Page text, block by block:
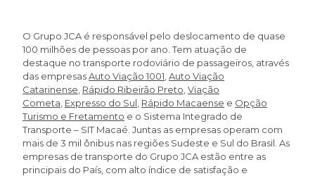
O Grupo JCA é responsável pelo deslocamento de quase
100 milhões de pessoas por ano. Tem atuação de
destaque no transporte rodoviário de passageiros, através
das empresasAuto Viação 1001 Auto Viação
Catarinense Rápido Ribeirão Preto Viação
Cometa Expresso do Sul Rápido Macaense e Opção
Turismo e Fretamento e o Sistema Integrado de
Transporte – SIT Macaé. Juntas as empresas operam com
mais de 3 mil ônibus nas regiões Sudeste e Sul do Brasil. As
empresas de transporte do Grupo JCA estão entre as
principais do País, com alto índice de satisfação e